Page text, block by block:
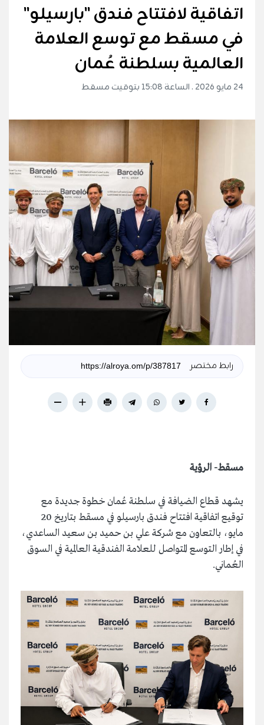
اتفاقية لافتتاح فندق "بارسيلو"
في مسقط مع توسع العلامة
العالمية بسلطنة عُمان
24 مايو 2026 . الساعة 15:08 بتوقيت مسقط
رابط مختصر
مسقط- الرؤية
يشهد قطاع الضيافة في سلطنة عُمان خطوة جديدة مع
توقيع اتفاقية افتتاح فندق بارسيلو في مسقط بتاريخ 20
مايو، بالتعاون مع شركة علي بن حميد بن سعيد الساعدي،
في إطار التوسع المتواصل للعلامة الفندقية العالمية في السوق
العُماني.